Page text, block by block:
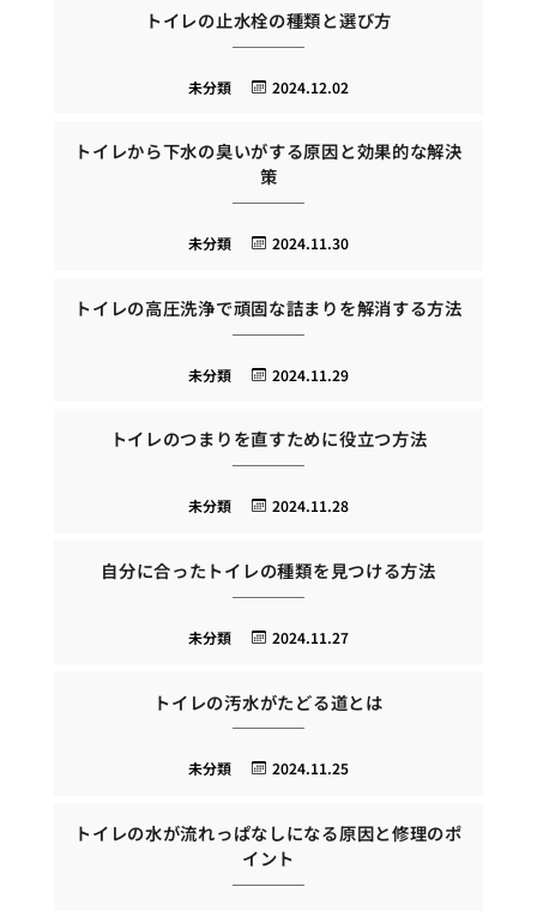
トイレの止水栓の種類と選び方
2024.12.02
未分類
トイレから下水の臭いがする原因と効果的な解決
策
2024.11.30
未分類
トイレの高圧洗浄で頑固な詰まりを解消する方法
2024.11.29
未分類
トイレのつまりを直すために役立つ方法
2024.11.28
未分類
自分に合ったトイレの種類を見つける方法
2024.11.27
未分類
トイレの汚水がたどる道とは
2024.11.25
未分類
トイレの水が流れっぱなしになる原因と修理のポ
イント